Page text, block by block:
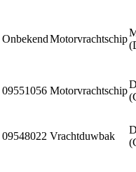
OnbekendMotorvrachtschip
09551056 Motorvrachtschip
09548022 Vrachtduwbak